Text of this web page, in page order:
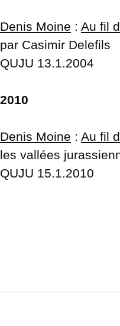
Denis Moine : Au fil
par Casimir Delefils
QUJU 13.1.2004
2010
Denis Moine : Au fil
les vallées
QUJU 15.1.2010